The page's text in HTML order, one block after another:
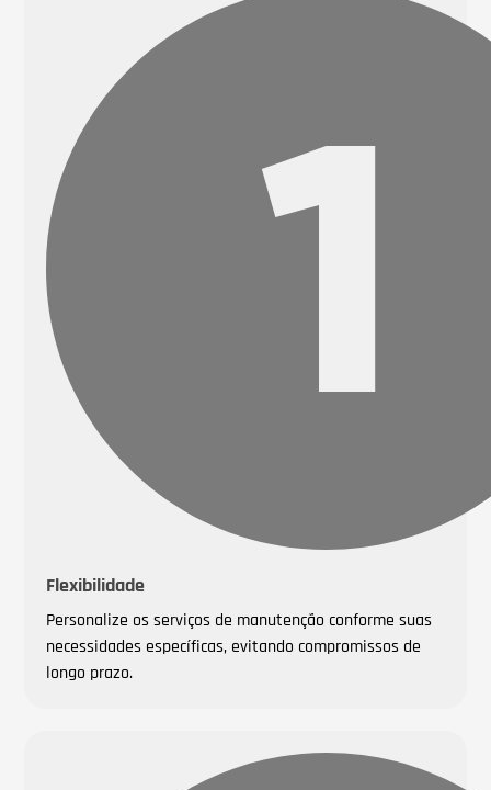
Flexibilidade
Personalize os serviços de manutenção conforme suas
necessidades específicas, evitando compromissos de
longo prazo.